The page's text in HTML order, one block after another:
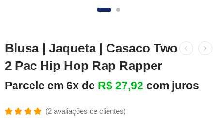
Blusa | Jaqueta | Casaco Two
2 Pac Hip Hop Rap Rapper
Parcele em 6x de R$ 27,92 com juros
(2avaliações de clientes)